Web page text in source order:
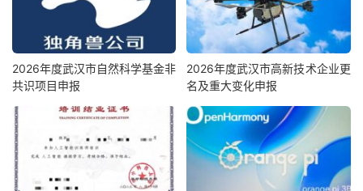
2026年度武汉市自然科学基金非
共识项目申报
2026年度武汉市高新技术企业更
名及重大变化申报